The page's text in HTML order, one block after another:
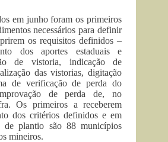
em junho foram os primeiros
necessários para definir
os requisitos definidos –
dos aportes estaduais e
de vistoria, indicação de
das vistorias, digitação
de verificação de perda do
de perda de, no
Os primeiros a receberem
dos critérios definidos e em
de plantio são 88 municípios
mineiros.